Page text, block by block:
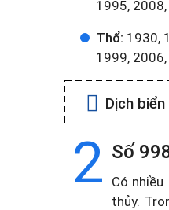
1995,
Thổ: 1930,
1999,
Dịch
2 Số
Có
thủy.